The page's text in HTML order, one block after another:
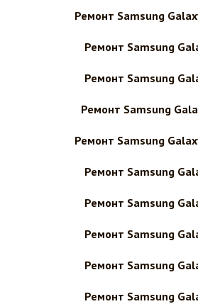
Ремонт Samsung
Ремонт Samsung
Ремонт Samsung
Ремонт Samsung
Ремонт Samsung
Ремонт Samsung
Ремонт Samsung
Ремонт Samsung
Ремонт Samsung
Ремонт Samsung